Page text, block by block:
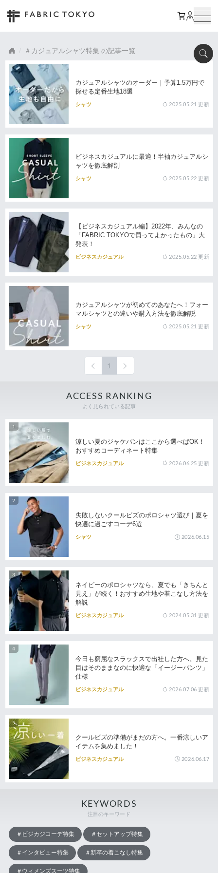
カジュアルシャツ特集 の記事一覧
カジュアルシャツのオーダー｜予算1.5万円で
探せる定番生地18選
シャツ 2025.05.21 更新
ビジネスカジュアルに最適！半袖カジュアルシ
ャツを徹底解剖
シャツ 2025.05.22 更新
【ビジネスカジュアル編】2022年、みんなの
「FABRIC TOKYOで買ってよかったもの」大
発表！
ビジネスカジュアル 2025.05.22 更新
カジュアルシャツが初めてのあなたへ！フォー
マルシャツとの違いや購入方法を徹底解説
シャツ 2025.05.21 更新
1
ACCESS RANKING
よく見られている記事
涼しい夏のジャケパンはここから選べばOK！
おすすめコーディネート特集
ビジネスカジュアル 2026.06.25 更新
失敗しないクールビズのポロシャツ選び｜夏を
快適に過ごすコーデ6選
シャツ 2026.06.15
ネイビーのポロシャツなら、夏でも「きちんと
見え」が続く！おすすめ生地や着こなし方法を
解説
ビジネスカジュアル 2024.05.31 更新
今日も窮屈なスラックスで出社した方へ。見た
目はそのままなのに快適な「イージーパンツ」
仕様
ビジネスカジュアル 2026.07.06 更新
クールビズの準備がまだの方へ。一番涼しいア
イテムを集めました！
ビジネスカジュアル 2026.06.17
KEYWORDS
注目のキーワード
ビジカジコーデ特集 セットアップ特集
インタビュー特集 新卒の着こなし特集
ウィメンズスーツ特集